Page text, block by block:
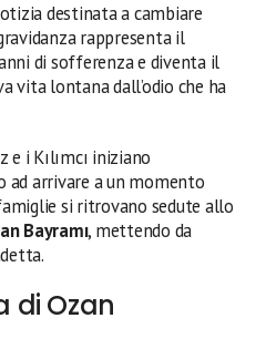
destinata a cambiare
rappresenta il
di sofferenza e diventa il
vita lontana dall’odio che ha
i Kılımcı iniziano
arrivare a un momento
si ritrovano sedute allo
Bayramı, mettendo da
di Ozan